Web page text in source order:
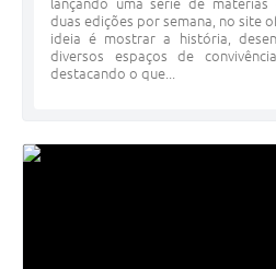
lançando uma série de matérias
duas edições por semana, no site
ideia é mostrar a história,
diversos espaços de
destacando o que...